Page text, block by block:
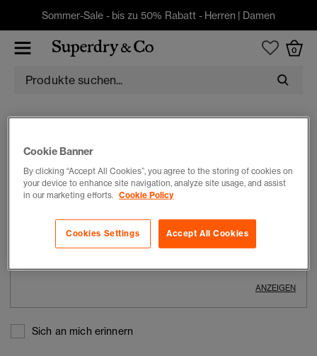
Sommer-Sale - bis zu 50% Rabatt - Herren | Damen
0
E-Mail-Adresse
ANZEIGEN
Sich an mich erinnern
Cookie Banner
By clicking “Accept All Cookies”, you agree to the storing of cookies on
your device to enhance site navigation, analyze site usage, and assist
in our marketing efforts. Cookie Policy
Accept All Cookies
Cookies Settings